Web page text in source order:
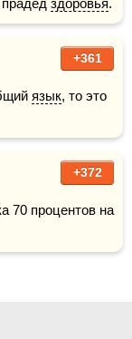
+361
язык, то это
+372
70 процентов на